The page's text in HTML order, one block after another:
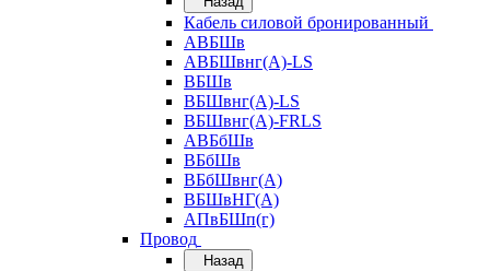
Кабель силовой бронированный
АВБШв
АВБШвнг(А)-LS
ВБШв
ВБШвнг(А)-LS
ВБШвнг(А)-FRLS
АВБбШв
ВБбШв
ВБбШвнг(А)
ВБШвНГ(А)
АПвБШп(г)
Провод
Назад